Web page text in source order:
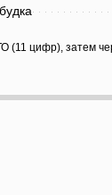
(11 цифр), затем